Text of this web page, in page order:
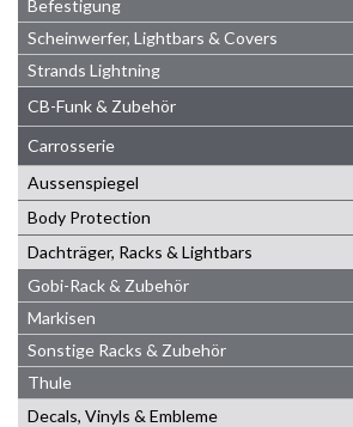
Befestigung
Scheinwerfer, Lightbars & Covers
Strands Lightning
CB-Funk & Zubehör
Carrosserie
Aussenspiegel
Body Protection
Dachträger, Racks & Lightbars
Gobi-Rack & Zubehör
Markisen
Sonstige Racks & Zubehör
Thule
Decals, Vinyls & Embleme